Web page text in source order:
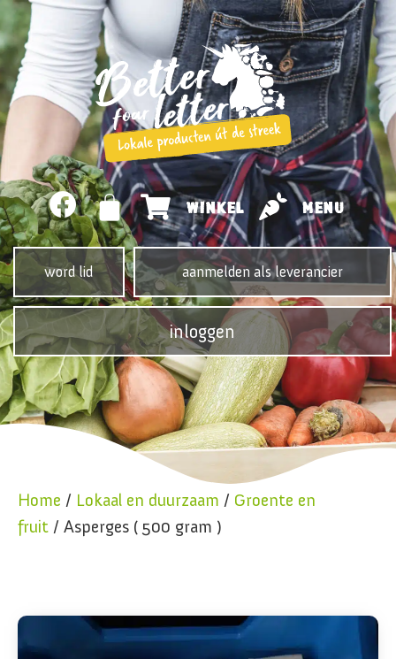
WINKEL MENU
word lid aanmelden als leverancier
inloggen
Home / Lokaal en duurzaam / Groente en
fruit / Asperges ( 500 gram )